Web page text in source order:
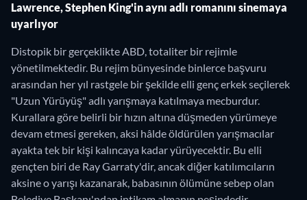
Lawrence, Stephen King'in aynı adlı romanını sinemaya
uyarlıyor
Distopik bir gerçeklikte ABD, totaliter bir rejimle
yönetilmektedir. Bu rejim bünyesinde binlerce başvuru
arasından her yıl rastgele bir şekilde elli genç erkek seçilerek
"Uzun Yürüyüş" adlı yarışmaya katılmaya mecburdur.
Kurallara göre belirli bir hızın altına düşmeden yürümeye
devam etmesi gereken, aksi hâlde öldürülen yarışmacılar
ayakta tek bir kişi kalıncaya kadar yürüyecektir. Bu elli
gençten biri de Ray Garraty'dir, ancak diğer katılımcıların
aksine o yarışı kazanarak, babasının ölümüne sebep olan